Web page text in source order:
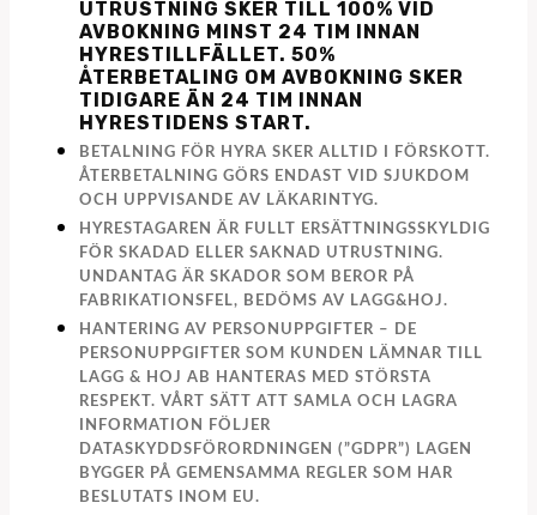
UTRUSTNING SKER TILL 100% VID
AVBOKNING MINST 24 TIM INNAN
HYRESTILLFÄLLET. 50%
ÅTERBETALING OM AVBOKNING SKER
TIDIGARE ÄN 24 TIM INNAN
HYRESTIDENS START.
BETALNING FÖR HYRA SKER ALLTID I FÖRSKOTT.
ÅTERBETALNING GÖRS ENDAST VID SJUKDOM
OCH UPPVISANDE AV LÄKARINTYG.
HYRESTAGAREN ÄR FULLT ERSÄTTNINGSSKYLDIG
FÖR SKADAD ELLER SAKNAD UTRUSTNING.
UNDANTAG ÄR SKADOR SOM BEROR PÅ
FABRIKATIONSFEL, BEDÖMS AV LAGG&HOJ.
HANTERING AV PERSONUPPGIFTER – DE
PERSONUPPGIFTER SOM KUNDEN LÄMNAR TILL
LAGG & HOJ AB HANTERAS MED STÖRSTA
RESPEKT. VÅRT SÄTT ATT SAMLA OCH LAGRA
INFORMATION FÖLJER
DATASKYDDSFÖRORDNINGEN (”GDPR”) LAGEN
BYGGER PÅ GEMENSAMMA REGLER SOM HAR
BESLUTATS INOM EU.